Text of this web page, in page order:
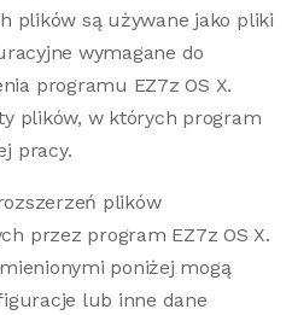
plików są używane jako pliki
wymagane do
programu EZ7z OS X.
plików, w których program
pracy.
plików
przez program EZ7z OS X.
poniżej mogą
lub inne dane